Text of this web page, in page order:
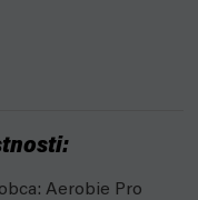
Aerobie Pro